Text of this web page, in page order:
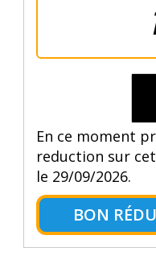
En ce moment
reduction sur
le 29/09/2026.
BON